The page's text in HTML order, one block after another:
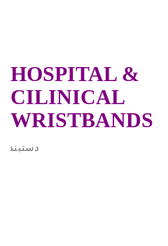
HOSPITAL &
CILINICAL
WRISTBANDS